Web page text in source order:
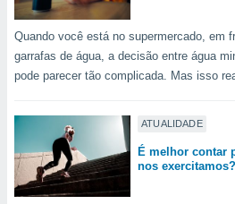
medir
dos
os
de
ou
Quando você está no supermercado, em
garrafas de água, a decisão entre água
pode parecer tão complicada. Mas isso
ATUALIDADE
É melhor contar
nos